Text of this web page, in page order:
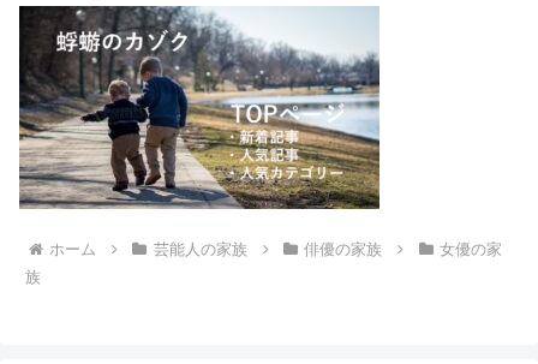
ホーム 芸能人の家族 俳優の家族
女優の家
族